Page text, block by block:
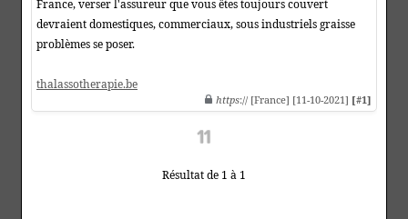
France, verser l'assureur que vous êtes toujours couvert
devraient domestiques, commerciaux, sous industriels graisse
problèmes se poser.
thalassotherapie.be
https:// [France] [11-10-2021] [#1]
Résultat de 1 à 1